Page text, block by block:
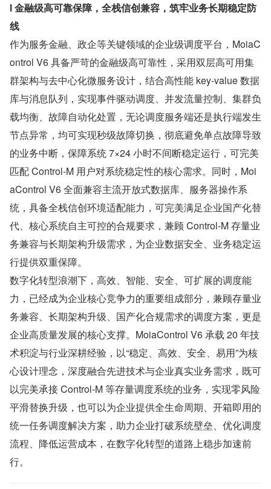
l 金融级高可靠保障，全栈信创兼容，筑牢业务长期稳定防
线
作为服务金融、政企等关键领域的企业级调度平台，MoiaC
ontrol V6 具备严苛的金融级高可靠性，采用双层高可用集
群架构与去中心化微服务设计，结合高性能 key-value 数据
库与消息队列，实现事件驱动调度、并发流量控制、集群负
载均衡、故障自动化处置，无论调度服务端还是执行端发生
节点异常，均可实现秒级故障切换，彻底避免单点故障导致
的业务中断，保障系统 7×24 小时不间断稳定运行，可完美
匹配 Control-M 用户对系统稳定性的核心需求。同时，Moi
aControl V6 全面兼容主流开放式数据库、服务器操作系
统，具备全栈信创环境适配能力，可完美满足企业国产化替
代、核心系统自主可控的合规要求，兼顾 Control-M 存量业
务兼容与长期架构升级需求，为企业数据安全、业务稳定运
行提供双重保障。
数字化转型浪潮下，高效、智能、安全、可扩展的调度能
力，已经成为企业核心竞争力的重要组成部分，兼顾存量业
务兼容、长期架构升级、国产化合规需求的调度方案，更是
企业高质量发展的核心支撑。MoiaControl V6 承载 20 年技
术积淀与行业深耕经验，以“稳定、高效、安全、易用”为核
心设计理念，深度融合先进技术与企业真实业务需求，既可
以完美承接 Control-M 等存量调度系统的业务，实现零风险
平滑替换升级，也可以为企业提供全生命周期、开箱即用的
统一任务调度解决方案，助力企业打破系统壁垒、优化调度
流程、降低运营成本，在数字化转型的道路上稳步加速前
行。